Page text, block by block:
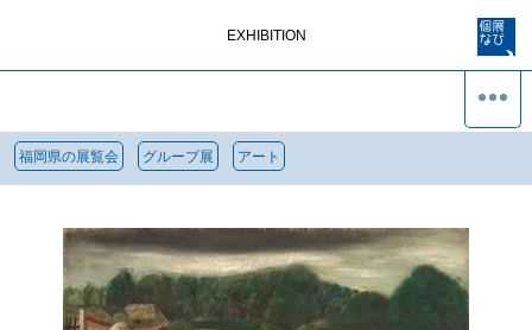
EXHIBITION
福岡県の展覧会 グループ展 アート